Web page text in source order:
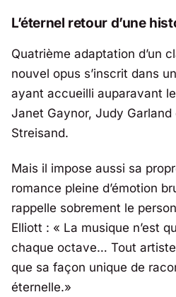
L’éternel retour d’une
Quatrième adaptation d’un
nouvel opus s’inscrit dans
ayant accueilli auparavant
Janet Gaynor, Judy Garland
Streisand.
Mais il impose aussi sa
romance pleine d’émotion
rappelle sobrement le
Elliott : « La musique n’est
chaque octave… Tout artiste
que sa façon unique de
éternelle.»